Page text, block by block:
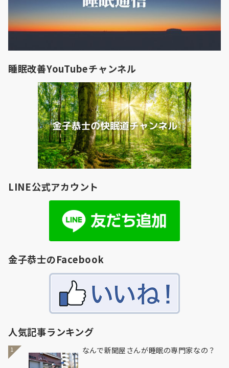
睡眠改善YouTubeチャンネル
LINE公式アカウント
金子恭士のFacebook
人気記事ランキング
1 なんで新聞屋さんが睡眠の専門家なの？